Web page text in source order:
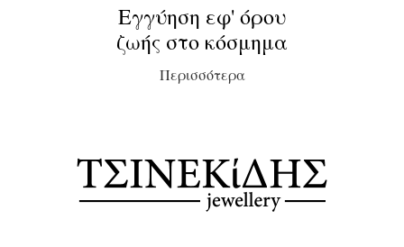
Εγγύηση εφ' όρου
ζωής στο κόσμημα
Περισσότερα